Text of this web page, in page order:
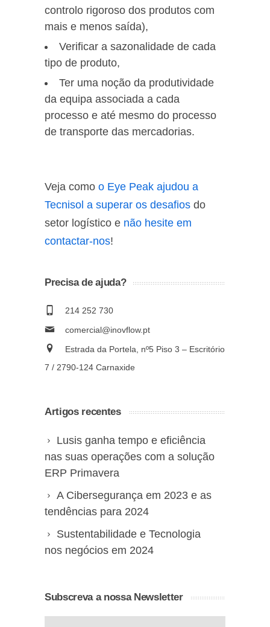
controlo rigoroso dos produtos com
mais e menos saída),
Verificar a sazonalidade de cada
tipo de produto,
Ter uma noção da produtividade
da equipa associada a cada
processo e até mesmo do processo
de transporte das mercadorias.
Veja como o Eye Peak ajudou a
Tecnisol a superar os desafios do
setor logístico e não hesite em
contactar-nos!
Precisa de ajuda?
214 252 730
comercial@inovflow.pt
Estrada da Portela, nº5 Piso 3 – Escritório
7 / 2790-124 Carnaxide
Artigos recentes
Lusis ganha tempo e eficiência
nas suas operações com a solução
ERP Primavera
A Cibersegurança em 2023 e as
tendências para 2024
Sustentabilidade e Tecnologia
nos negócios em 2024
Subscreva a nossa Newsletter